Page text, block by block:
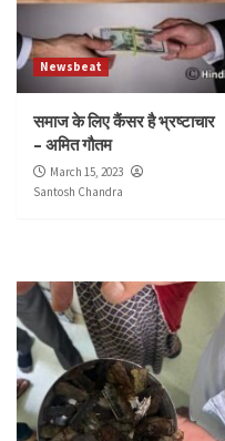
Newsbeat
समाज के लिए कैंसर है भ्रष्टाचार
– अमित गौतम
March 15, 2023
Santosh Chandra